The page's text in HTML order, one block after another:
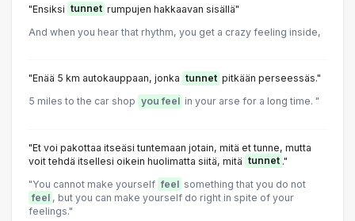
"Ensiksi tunnet rumpujen hakkaavan sisällä"
And when you hear that rhythm, you get a crazy feeling inside,
"Enää 5 km autokauppaan, jonka tunnet pitkään perseessäs."
5 miles to the car shop you feel in your arse for a long time. "
"Et voi pakottaa itseäsi tuntemaan jotain, mitä et tunne, mutta
voit tehdä itsellesi oikein huolimatta siitä, mitä tunnet ."
"You cannot make yourself feel something that you do not
feel , but you can make yourself do right in spite of your
feelings."